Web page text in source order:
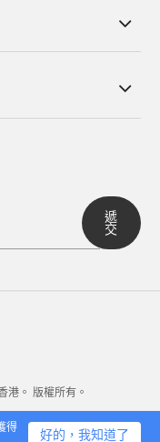
遞
交
港。 版權所有。
得
好的，我知道了